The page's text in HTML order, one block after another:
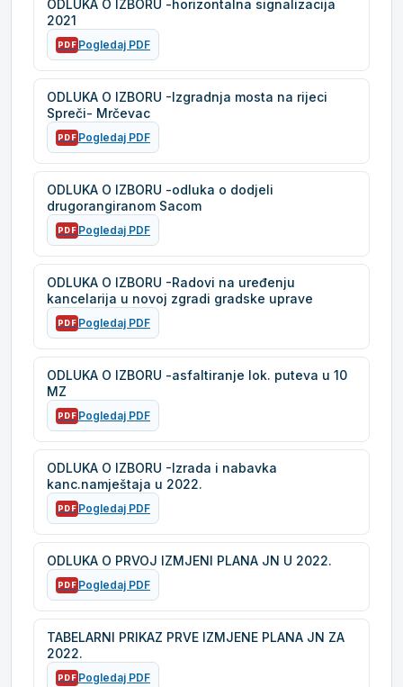
ODLUKA O IZBORU -horizontalna signalizacija
2021
PDF Pogledaj PDF
ODLUKA O IZBORU -Izgradnja mosta na rijeci
Spreči- Mrčevac
PDF Pogledaj PDF
ODLUKA O IZBORU -odluka o dodjeli
drugorangiranom Sacom
PDF Pogledaj PDF
ODLUKA O IZBORU -Radovi na uređenju
kancelarija u novoj zgradi gradske uprave
PDF Pogledaj PDF
ODLUKA O IZBORU -asfaltiranje lok. puteva u 10
MZ
PDF Pogledaj PDF
ODLUKA O IZBORU -Izrada i nabavka
kanc.namještaja u 2022.
PDF Pogledaj PDF
ODLUKA O PRVOJ IZMJENI PLANA JN U 2022.
PDF Pogledaj PDF
TABELARNI PRIKAZ PRVE IZMJENE PLANA JN ZA
2022.
PDF Pogledaj PDF